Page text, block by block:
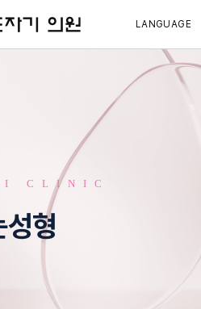
LANGUAGE
CLINIC
성형